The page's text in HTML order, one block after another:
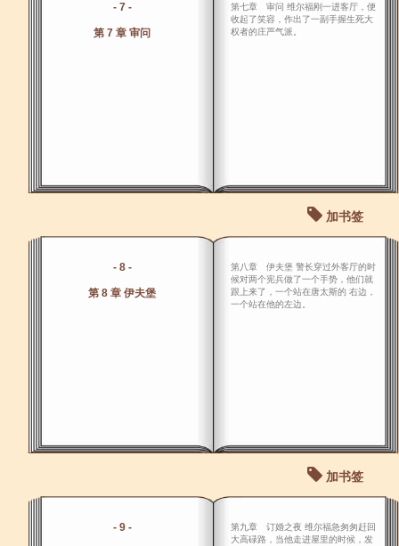
- 7 -
第 7 章 审问
第七章 审问 维尔福刚一进客厅，便
收起了笑容，作出了一副手握生死大
权者的庄严气派。
加书签
- 8 -
第 8 章 伊夫堡
第八章 伊夫堡 警长穿过外客厅的时
候对两个宪兵做了一个手势，他们就
跟上来了，一个站在唐太斯的 右边，
一个站在他的左边。
加书签
- 9 -
第九章 订婚之夜 维尔福急匆匆赶回
大高碌路，当他走进屋里的时候，发